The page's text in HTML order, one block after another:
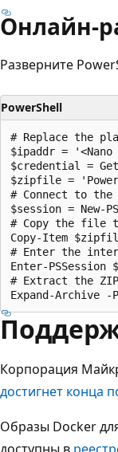
Онлайн-
Разверните
PowerShell
# Replace the
$ipaddr =
$credential =
$zipfile =
# Connect to the
$session = New-
# Copy the file
Copy-Item
# Enter the
Enter-PSSession
# Extract the
Корпорация
достигнет конца
Образы Docker
доступны в